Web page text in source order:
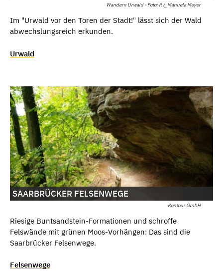
Wandern Urwald - Foto: RV_Manuela Meyer
Im "Urwald vor den Toren der Stadt!" lässt sich der Wald
abwechslungsreich erkunden.
Urwald
Kontour GmbH
SAARBRÜCKER FELSENWEGE
Riesige Buntsandstein-Formationen und schroffe
Felswände mit grünen Moos-Vorhängen: Das sind die
Saarbrücker Felsenwege.
Felsenwege